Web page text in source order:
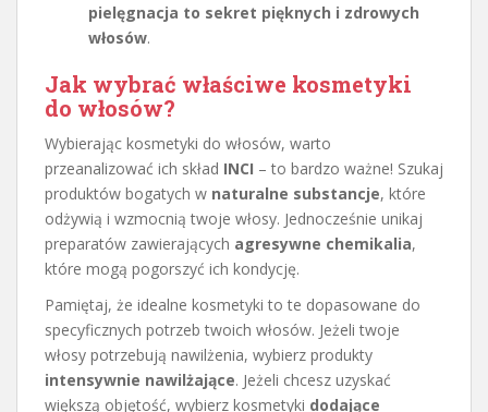
pielęgnacja to sekret pięknych i zdrowych
włosów.
Jak wybrać właściwe kosmetyki
do włosów?
Wybierając kosmetyki do włosów, warto
przeanalizować ich skład INCI – to bardzo ważne! Szukaj
produktów bogatych w naturalne substancje, które
odżywią i wzmocnią twoje włosy. Jednocześnie unikaj
preparatów zawierających agresywne chemikalia,
które mogą pogorszyć ich kondycję.
Pamiętaj, że idealne kosmetyki to te dopasowane do
specyficznych potrzeb twoich włosów. Jeżeli twoje
włosy potrzebują nawilżenia, wybierz produkty
intensywnie nawilżające. Jeżeli chcesz uzyskać
większą objętość, wybierz kosmetyki dodające